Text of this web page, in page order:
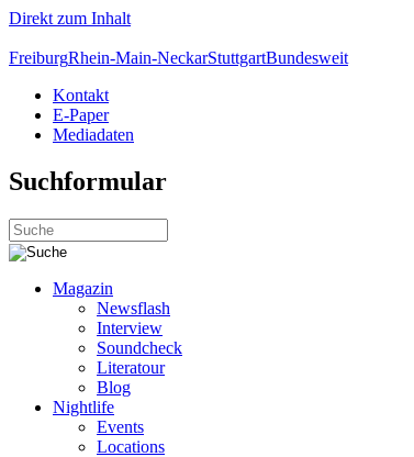
Direkt zum Inhalt
FreiburgRhein-Main-NeckarStuttgartBundesweit
Kontakt
E-Paper
Mediadaten
Suchformular
Magazin
Newsflash
Interview
Soundcheck
Literatour
Blog
Nightlife
Events
Locations